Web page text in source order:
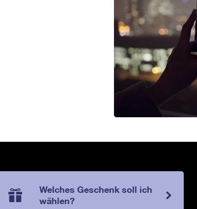
Welches Geschenk soll ich
wählen?